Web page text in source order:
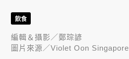
飲食
編輯＆攝影／鄭琮諺
圖片來源／Violet Oon Singapore